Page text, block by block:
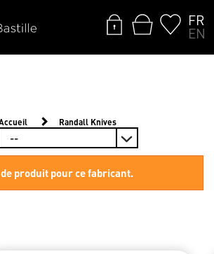
FR
EN
Randall Knives
de produit pour ce fabricant.